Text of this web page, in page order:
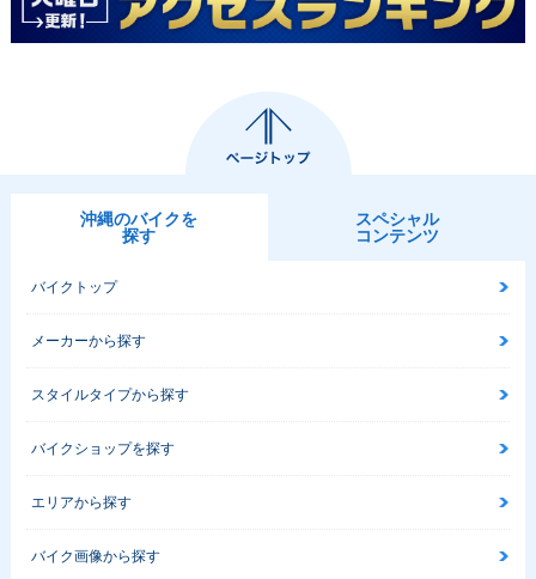
沖縄のバイクを
探す
スペシャル
コンテンツ
バイクトップ
メーカーから探す
スタイルタイプから探す
バイクショップを探す
エリアから探す
バイク画像から探す